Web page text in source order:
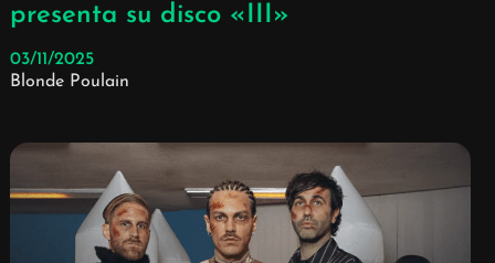
presenta su disco «III»
03/11/2025
Blonde Poulain